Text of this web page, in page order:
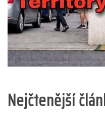
Nejčtenější